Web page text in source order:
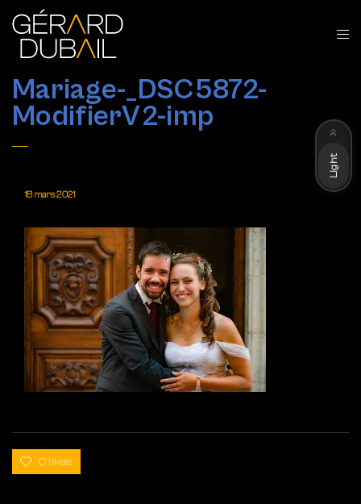
Mariage-_DSC5872-
ModifierV2-imp
18 mars 2021
0 likes
Light
Dark